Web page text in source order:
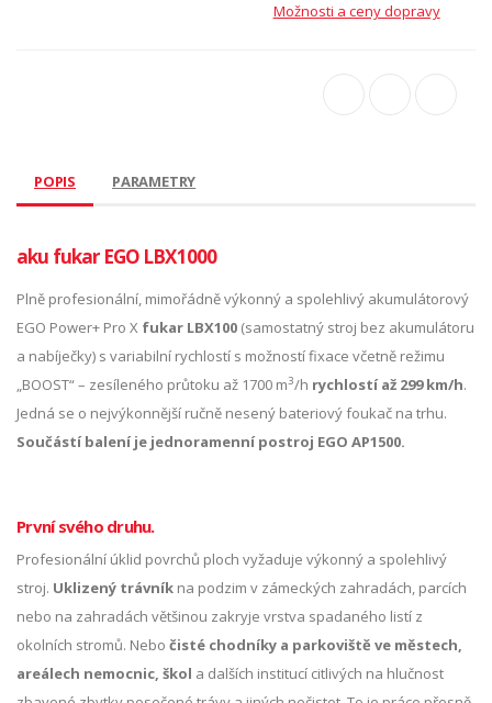
Možnosti a ceny dopravy
POPIS PARAMETRY
aku fukar EGO LBX1000
Plně profesionální, mimořádně výkonný a spolehlivý akumulátorový
EGO Power+ Pro X fukar LBX100 (samostatný stroj bez akumulátoru
a nabíječky) s variabilní rychlostí s možností fixace včetně režimu
„BOOST“ – zesíleného průtoku až 1700 m3/h rychlostí až 299 km/h.
Jedná se o nejvýkonnější ručně nesený bateriový foukač na trhu.
Součástí balení je jednoramenní postroj EGO AP1500.
První svého druhu.
Profesionální úklid povrchů ploch vyžaduje výkonný a spolehlivý
stroj. Uklizený trávník na podzim v zámeckých zahradách, parcích
nebo na zahradách většinou zakryje vrstva spadaného listí z
okolních stromů. Nebo čisté chodníky a parkoviště ve městech,
areálech nemocnic, škol a dalších institucí citlivých na hlučnost